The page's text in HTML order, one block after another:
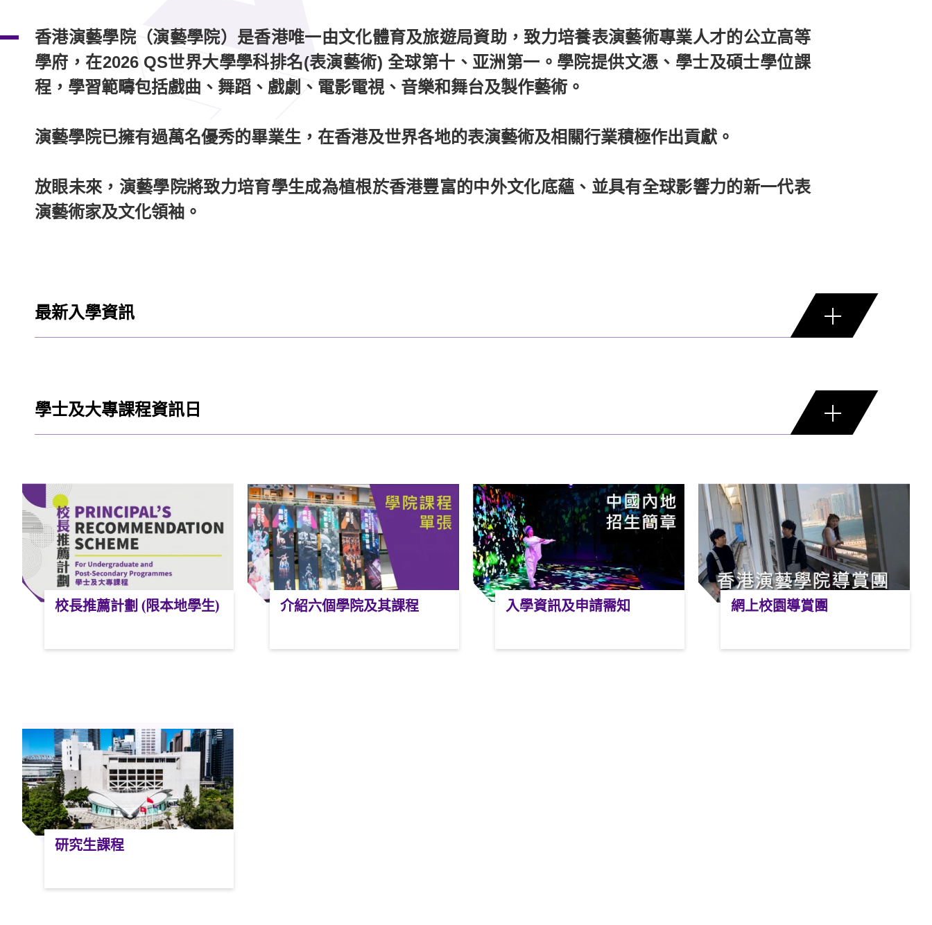
香港演藝學院（演藝學院）是香港唯一由文化體育及旅遊局資助，致力培養表演藝術專業人才的公立高等
學府，在2026 QS世界大學學科排名(表演藝術) 全球第十、亚洲第一。學院提供文憑、學士及碩士學位課
程，學習範疇包括戲曲、舞蹈、戲劇、電影電視、音樂和舞台及製作藝術。
演藝學院已擁有過萬名優秀的畢業生，在香港及世界各地的表演藝術及相關行業積極作出貢獻。
放眼未來，演藝學院將致力培育學生成為植根於香港豐富的中外文化底蘊、並具有全球影響力的新一代表
演藝術家及文化領袖。
最新入學資訊
學士及大專課程資訊日
校長推薦計劃 (限本地學生) 介紹六個學院及其課程 入學資訊及申請需知 網上校園導賞團
研究生課程